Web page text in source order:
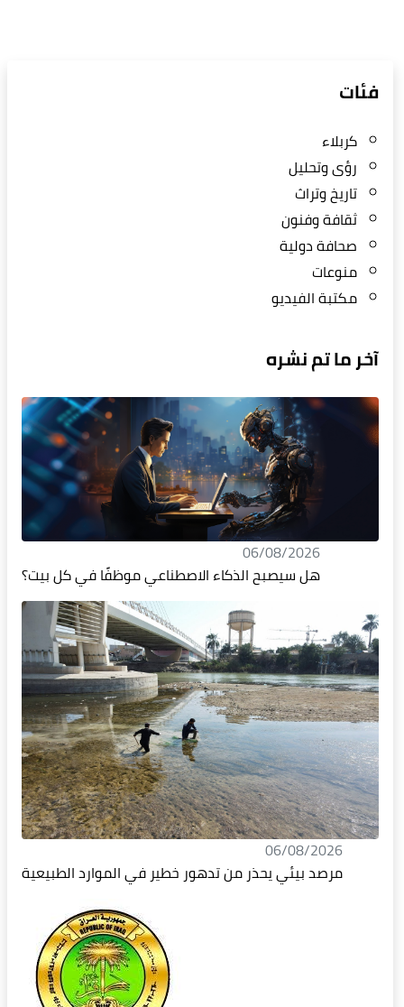
فئات
كربلاء
رؤى وتحليل
تاريخ وتراث
ثقافة وفنون
صحافة دولية
منوعات
مكتبة الفيديو
آخر ما تم نشره
06/08/2026
هل سيصبح الذكاء الاصطناعي موظفًا في كل بيت؟
06/08/2026
مرصد بيئي يحذر من تدهور خطير في الموارد الطبيعية